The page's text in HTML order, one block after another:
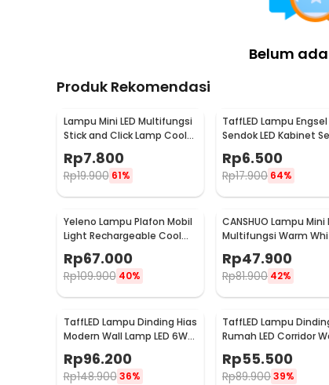
Rincian yang Anda dapatkan untuk pembelian
1 x TaffLED Fitting Lampu Plafon LED
1 x Bracket
Belum
Produk Rekomendasi
Lampu Mini LED Multifungsi
Stick and Click Lamp Cool
White 6.5cm - LL003
Rp7.800
Rp19.900 61%
TaffLED Lampu Engsel
Sendok LED Kabinet
Cahaya Cool White
XYD
Rp6.500
Rp17.900 64%
Yeleno Lampu Plafon Mobil
Light Rechargeable Cool
White 2.2W - Y-975
Rp67.000
Rp109.900 40%
CANSHUO Lampu Mini
Multifungsi Warm
Rp47.900
Rp81.900 42%
TaffLED Lampu Dinding Hias
Modern Wall Lamp LED 6W
Warm White 85-265V -
WLA8286
Rp96.200
Rp148.900 36%
TaffLED Lampu
Rumah LED Corridor
F0011
Rp55.500
Rp89.90039%